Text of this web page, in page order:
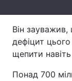
Архів
Контакти
Послуги
Він зауважив,
дефіцит
щепити
Понад 700